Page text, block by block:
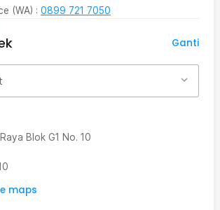
(WA) : 0899 721 7050
Ganti
Blok G1 No. 10
maps